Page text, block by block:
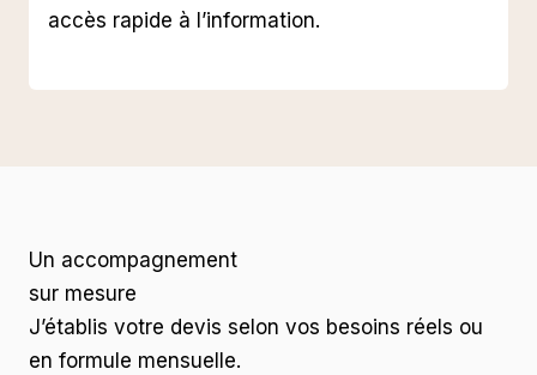
accès rapide à l’information.
Un accompagnement
sur mesure
J’établis votre devis selon vos besoins réels ou
en formule mensuelle.